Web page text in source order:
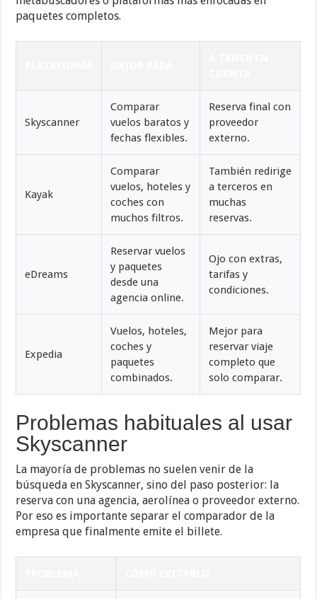
paquetes completos.
Skyscanner
Comparar
vuelos baratos y
fechas flexibles.
Reserva final con
proveedor
externo.
Kayak
Comparar
vuelos, hoteles y
coches con
muchos filtros.
También redirige
a terceros en
muchas
reservas.
eDreams
Reservar vuelos
y paquetes
desde una
agencia online.
Ojo con extras,
tarifas y
condiciones.
Expedia
Vuelos, hoteles,
coches y
paquetes
combinados.
Mejor para
reservar viaje
completo que
solo comparar.
Problemas habituales al usar
Skyscanner
La mayoría de problemas no suelen venir de la
búsqueda en Skyscanner, sino del paso posterior: la
reserva con una agencia, aerolínea o proveedor externo.
Por eso es importante separar el comparador de la
empresa que finalmente emite el billete.